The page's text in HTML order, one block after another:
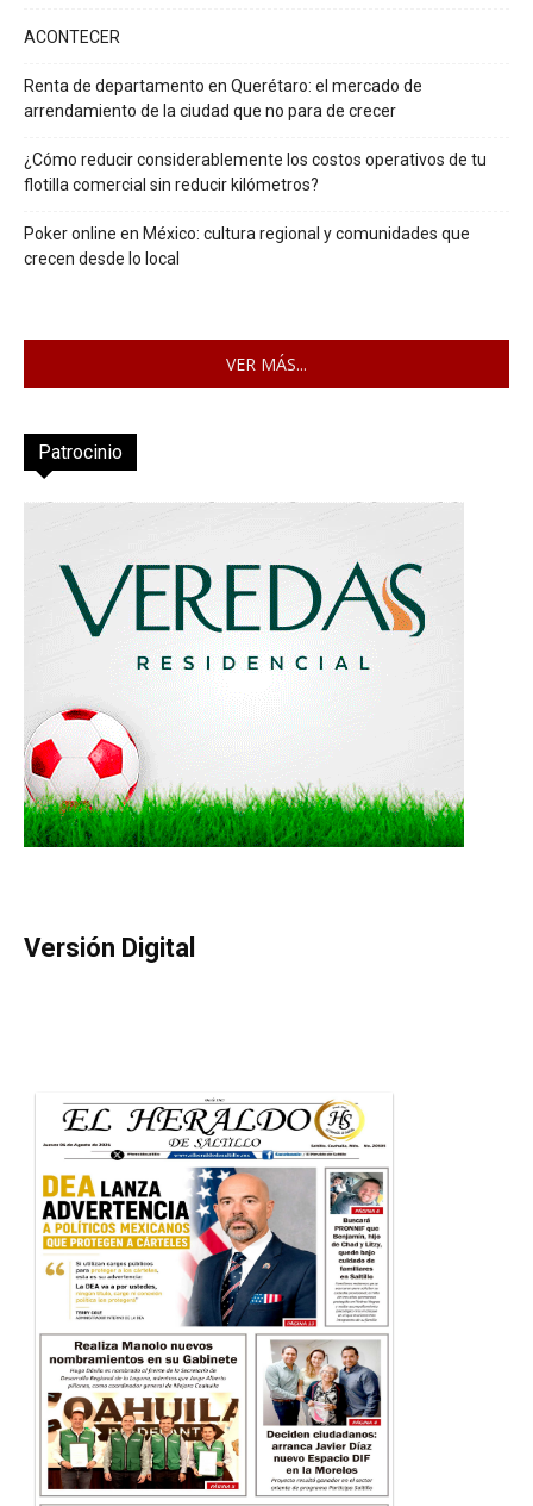
ACONTECER
Renta de departamento en Querétaro: el mercado de
arrendamiento de la ciudad que no para de crecer
¿Cómo reducir considerablemente los costos operativos de tu
flotilla comercial sin reducir kilómetros?
Poker online en México: cultura regional y comunidades que
crecen desde lo local
VER MÁS...
Patrocinio
Versión Digital